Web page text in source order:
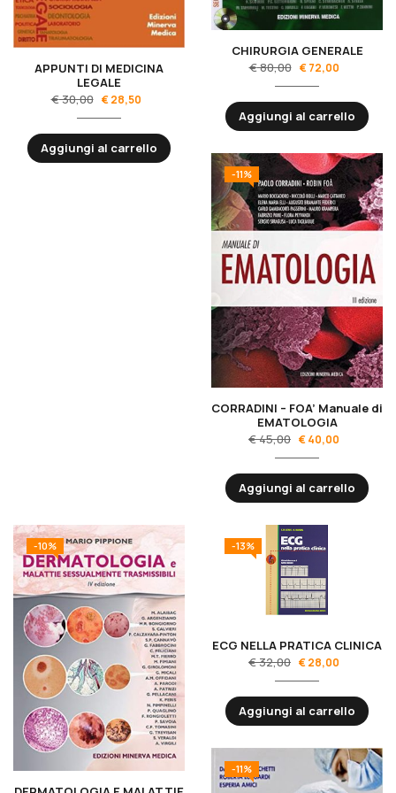
APPUNTI DI MEDICINA
LEGALE
€30,00 €28,50
Aggiungi al carrello
CHIRURGIA GENERALE
€80,00 €72,00
Aggiungi al carrello
-11%
CORRADINI – FOA’ Manuale di
EMATOLOGIA
€45,00 €40,00
Aggiungi al carrello
-10% -13%
ECG NELLA PRATICA CLINICA
€32,00 €28,00
Aggiungi al carrello
-11%